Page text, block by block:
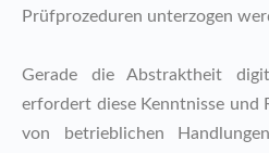
Prüfprozeduren unterzogen
Gerade die Abstraktheit
erfordert diese Kenntnisse und
von betrieblichen